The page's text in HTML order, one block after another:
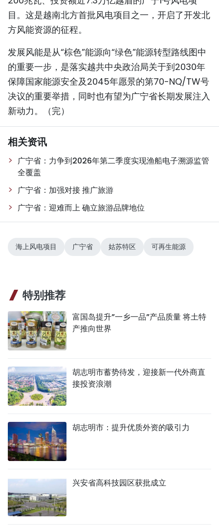
目。这是越南北方首批风电项目之一，开启了开发北
方风能资源的征程。
发展风能是从“棕色”能源向“绿色”能源转型路线图中
的重要一步，是落实越共中央政治局关于到2030年
保障国家能源安全及2045年愿景的第70-NQ/TW号
决议的重要举措，同时也有望为广宁省长期发展注入
新动力。（完）
相关资讯
广宁省：力争到2026年第二季度实现渔船电子溯源监管
全覆盖
广宁省：加强对接 推广旅游
广宁省：迎难而上 确立旅游品牌地位
海上风电项目 广宁省 姑苏特区 可再生能源
特别推荐
富国岛提升”一乡一品”产品质量 将土特
产推向世界
胡志明市蓄势待发，迎接新一代外商直
接投资浪潮
胡志明市：提升优质外资的吸引力
兴安省高科技园区获批成立